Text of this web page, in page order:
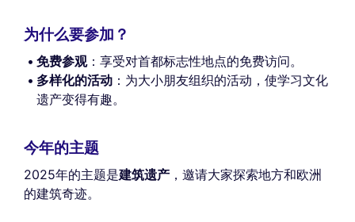
为什么要参加？
免费参观：享受对首都标志性地点的免费访问。
多样化的活动 ：为大小朋友组织的活动，使学习文化
遗产变得有趣。
今年的主题
2025年的主题是建筑遗产 ，邀请大家探索地方和欧洲
的建筑奇迹。